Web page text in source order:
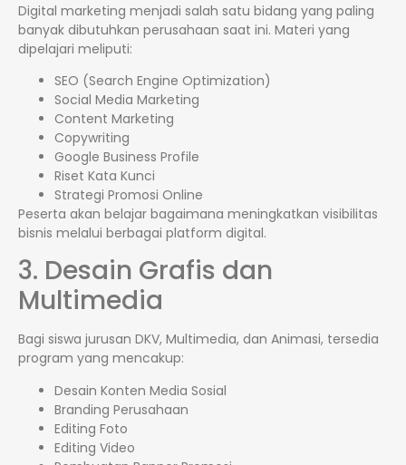
Digital marketing menjadi salah satu bidang yang paling
banyak dibutuhkan perusahaan saat ini. Materi yang
dipelajari meliputi:
SEO (Search Engine Optimization)
Social Media Marketing
Content Marketing
Copywriting
Google Business Profile
Riset Kata Kunci
Strategi Promosi Online
Peserta akan belajar bagaimana meningkatkan visibilitas
bisnis melalui berbagai platform digital.
3. Desain Grafis dan
Multimedia
Bagi siswa jurusan DKV, Multimedia, dan Animasi, tersedia
program yang mencakup:
Desain Konten Media Sosial
Branding Perusahaan
Editing Foto
Editing Video